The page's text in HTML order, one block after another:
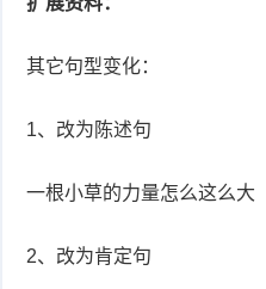
其它句型变化：
1、改为陈述句
一根小草的力量怎么这么大
2、改为肯定句